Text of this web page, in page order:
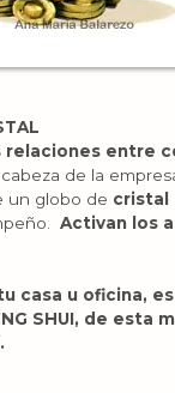
relaciones entre
de la
un globo de cristal
Activan los
casa u oficina,
SHUI, de esta